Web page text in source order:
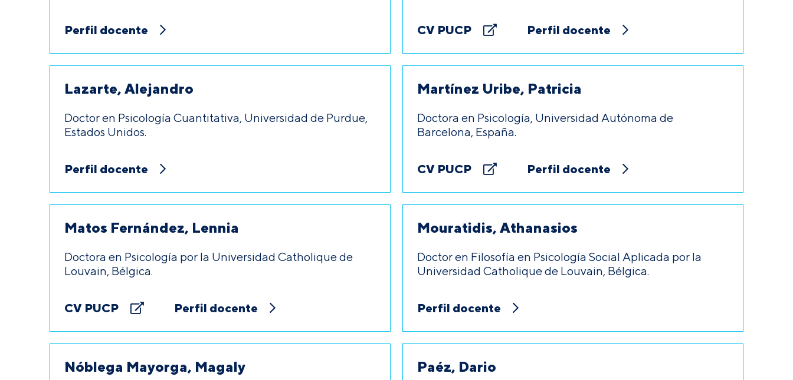
Perfil docente CV PUCP Perfil docente
Lazarte, Alejandro
Doctor en Psicología Cuantitativa, Universidad de Purdue,
Estados Unidos.
Perfil docente
Martínez Uribe, Patricia
Doctora en Psicología, Universidad Autónoma de
Barcelona, España.
CV PUCP Perfil docente
Matos Fernández, Lennia
Doctora en Psicología por la Universidad Catholique de
Louvain, Bélgica.
CV PUCP Perfil docente
Mouratidis, Athanasios
Doctor en Filosofía en Psicología Social Aplicada por la
Universidad Catholique de Louvain, Bélgica.
Perfil docente
Nóblega Mayorga, Magaly Paéz, Dario